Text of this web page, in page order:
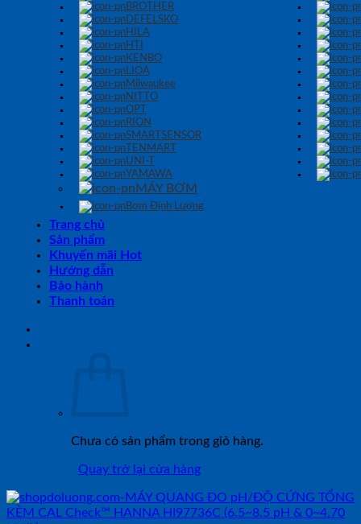
BROTHER
DEFELSKO
HILA
HTI
KENBO
LIOA
Milwaukee
NITTO
OPT
RION
SMARTSENSOR
TENMART
UNI-T
YAMAWA
MÁY BƠM
Bơm Định Lượng
Trang chủ
Sản phẩm
Khuyến mãi Hot
Hướng dẫn
Bảo hành
Thanh toán
Chưa có sản phẩm trong giỏ hàng.
Quay trở lại cửa hàng